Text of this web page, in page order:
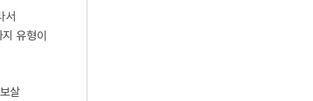
서
유형이
살